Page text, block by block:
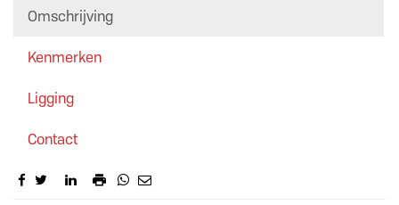
Omschrijving
Kenmerken
Ligging
Contact